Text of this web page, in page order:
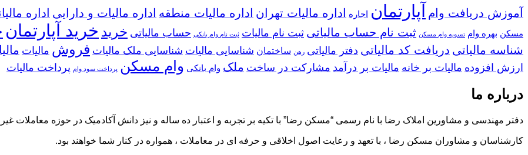
آموزش دریافت وام آپارتمان اجاره اداره مالیات تهران اداره مالیات منطقه اداره مالیات و دارایی اداره
مسکن بهره وام تسویه وام مسکن ثبت نام حساب مالیاتی ثبت نام مالیات ثبت نام وام بانکی حساب مالیاتی خرید خرید آپارتمان
شناسه مالیاتی دریافت کد مالیاتی دفتر مالیاتی رهن ساختمان شناسایی مالیات شناسایی ملک مالیات فروش مالیات
ارزش افزوده مالیات بر خانه مالیات بر درآمد مشارکت در ساخت ملک وام بانکی وام مسکن پرداخت سود وام پرداخت مالیات
درباره ما
دفتر مهندسی و مشاورین املاک رضا با نام رسمی “مسکن رضا” با تکیه بر تجربه و اعتبار ده ساله و نیز دانش آکادمیک در حوزه معاملات
کارشناسان و مشاوران مسکن رضا ، با تعهد و رعایت اصول اخلاقی و حرفه ای در معاملات ، همواره در کنار شما خواهند بود.